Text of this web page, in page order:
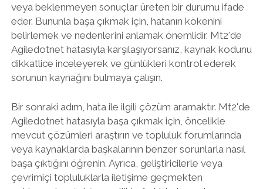
veya beklenmeyen sonuçlar üreten bir durumu ifade
eder. Bununla başa çıkmak için, hatanın kökenini
belirlemek ve nedenlerini anlamak önemlidir. Mt2'de
Agiledotnet hatasıyla karşılaşıyorsanız, kaynak kodunu
dikkatlice inceleyerek ve günlükleri kontrol ederek
sorunun kaynağını bulmaya çalışın.
Bir sonraki adım, hata ile ilgili çözüm aramaktır. Mt2'de
Agiledotnet hatasıyla başa çıkmak için, öncelikle
mevcut çözümleri araştırın ve topluluk forumlarında
veya kaynaklarda başkalarının benzer sorunlarla nasıl
başa çıktığını öğrenin. Ayrıca, geliştiricilerle veya
çevrimiçi topluluklarla iletişime geçmekten